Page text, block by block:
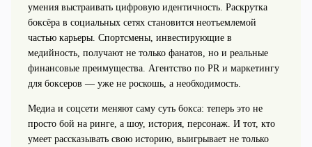
умения выстраивать цифровую идентичность. Раскрутка
боксёра в социальных сетях становится неотъемлемой
частью карьеры. Спортсмены, инвестирующие в
медийность, получают не только фанатов, но и реальные
финансовые преимущества. Агентство по PR и маркетингу
для боксеров — уже не роскошь, а необходимость.
Медиа и соцсети меняют саму суть бокса: теперь это не
просто бой на ринге, а шоу, история, персонаж. И тот, кто
умеет рассказывать свою историю, выигрывает не только